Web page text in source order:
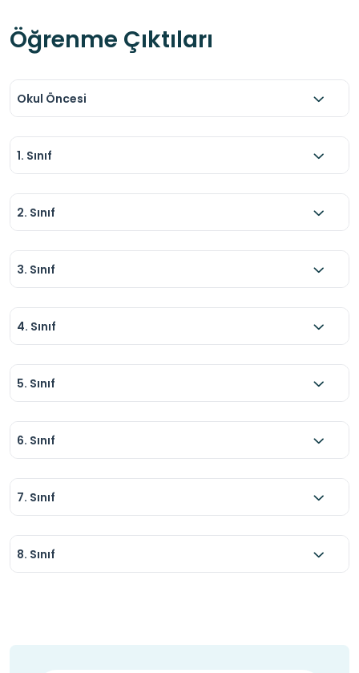
Öğrenme Çıktıları
Okul Öncesi
1. Sınıf
2. Sınıf
3. Sınıf
4. Sınıf
5. Sınıf
6. Sınıf
7. Sınıf
8. Sınıf